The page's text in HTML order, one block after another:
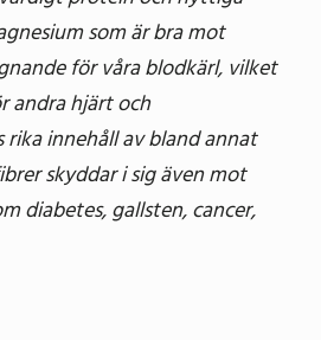
som är bra mot
för våra blodkärl, vilket
andra hjärt och
rika innehåll av bland annat
skyddar i sig även mot
diabetes, gallsten, cancer,